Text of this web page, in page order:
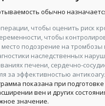
обычно
чтобы оценить риск
чтобы
место подозрение на тромбозы
наследственных
печени, сердечно-
за эффективностью
показана при
вен и других
значение.